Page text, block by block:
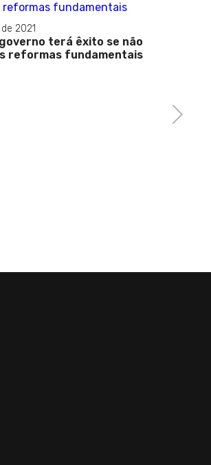
2021
terá êxito se não
reformas fundamentais
Next